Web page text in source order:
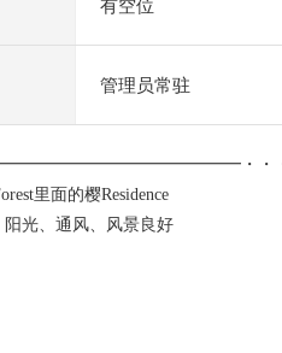
有空位
管理员常驻
━━━━━━━━━━━━━━━・・・
里面的樱Residence
光、通风、风景良好